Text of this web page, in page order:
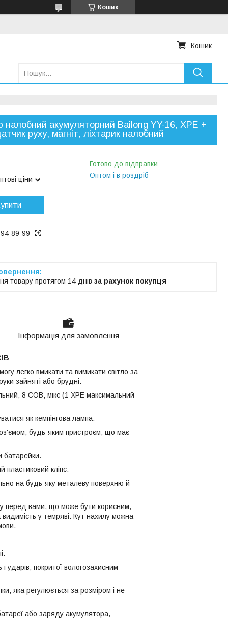
Кошик
Кошик
налобний акумуляторний Bailong YY-16, ХРЕ +
руху, магніт, ліхтарик налобний
ціни
Готово до відправки
Оптом і в роздріб
89-99
товару протягом 14 днів за рахунок покупця
Інформація для замовлення
легко вмикати та вимикати світло за
зайняті або брудні.
8 СОВ, мікс (1 XPE максимальний
як кемпінгова лампа.
будь-яким пристроєм, що має
батарейки.
пластиковий кліпс.
на будь-яку металеву поверхню й
перед вами, що може бути корисним,
видимість у темряві. Кут нахилу можна
ударів, покритої вологозахисним
яка регулюється за розміром і не
або заряду акумулятора,